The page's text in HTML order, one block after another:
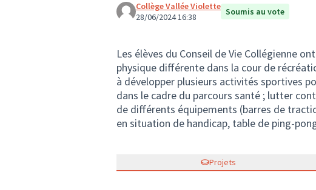
Collège Vallée Violette
28/06/2024 16:38
Soumis au vote
Les élèves du Conseil de Vie Collégienne
physique différente dans la cour de
à développer plusieurs activités sportives
dans le cadre du parcours santé ; lutter
de différents équipements (barres de
en situation de handicap, table de ping-
Projets